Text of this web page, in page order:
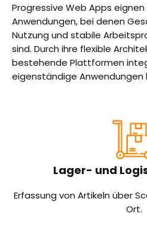
Progressive Web Apps
Anwendungen, bei denen
Nutzung und stabile
sind. Durch ihre flexible
bestehende Plattformen
eigenständige Anwendungen
Digitale
Self-Service-Anwendungen
oder